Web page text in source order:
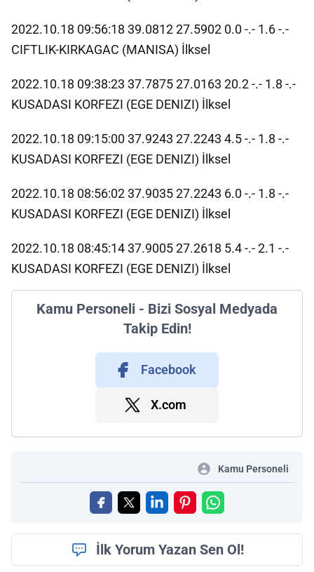
2022.10.18 09:56:18 39.0812 27.5902 0.0 -.- 1.6 -.-
CIFTLIK-KIRKAGAC (MANISA) İlksel
2022.10.18 09:38:23 37.7875 27.0163 20.2 -.- 1.8 -.-
KUSADASI KORFEZI (EGE DENIZI) İlksel
2022.10.18 09:15:00 37.9243 27.2243 4.5 -.- 1.8 -.-
KUSADASI KORFEZI (EGE DENIZI) İlksel
2022.10.18 08:56:02 37.9035 27.2243 6.0 -.- 1.8 -.-
KUSADASI KORFEZI (EGE DENIZI) İlksel
2022.10.18 08:45:14 37.9005 27.2618 5.4 -.- 2.1 -.-
KUSADASI KORFEZI (EGE DENIZI) İlksel
Kamu Personeli - Bizi Sosyal Medyada
Takip Edin!
Facebook
X.com
Kamu Personeli
İlk Yorum Yazan Sen Ol!